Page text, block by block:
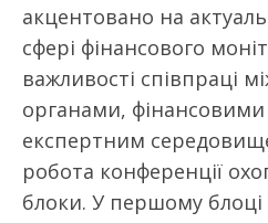
акцентовано на
сфері фінансового
важливості співпраці
органами,
експертним
робота конференції
блоки. У першому блоці